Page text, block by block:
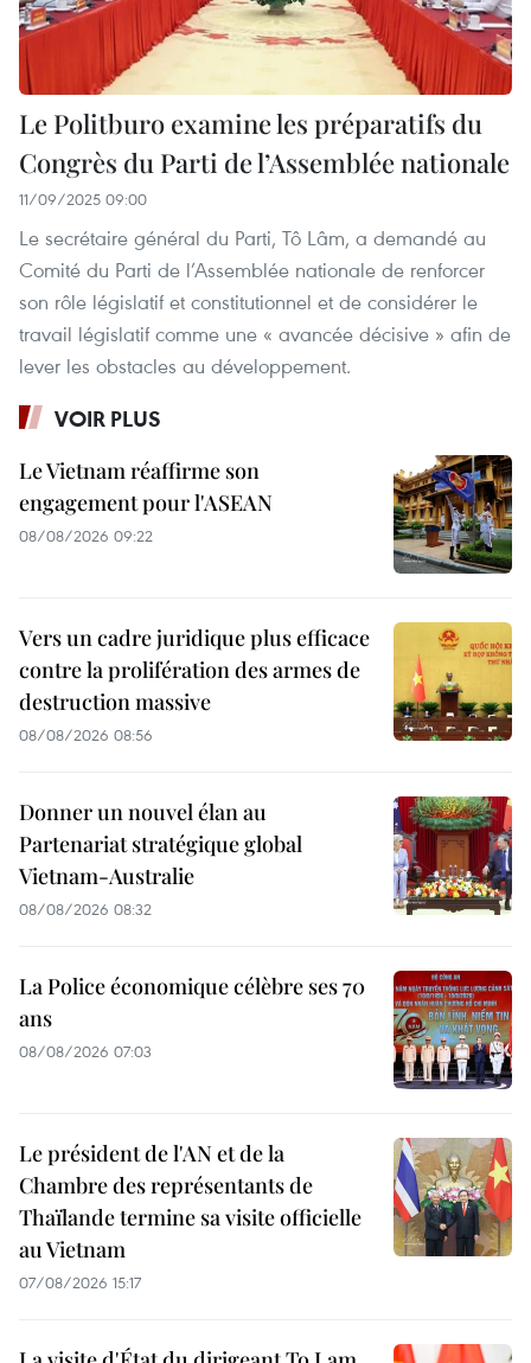
Le Politburo examine les préparatifs du
Congrès du Parti de l’Assemblée nationale
11/09/2025 09:00
Le secrétaire général du Parti, Tô Lâm, a demandé au
Comité du Parti de l’Assemblée nationale de renforcer
son rôle législatif et constitutionnel et de considérer le
travail législatif comme une « avancée décisive » afin de
lever les obstacles au développement.
VOIR PLUS
Le Vietnam réaffirme son
engagement pour l'ASEAN
08/08/2026 09:22
Vers un cadre juridique plus efficace
contre la prolifération des armes de
destruction massive
08/08/2026 08:56
Donner un nouvel élan au
Partenariat stratégique global
Vietnam-Australie
08/08/2026 08:32
La Police économique célèbre ses 70
ans
08/08/2026 07:03
Le président de l'AN et de la
Chambre des représentants de
Thaïlande termine sa visite officielle
au Vietnam
07/08/2026 15:17